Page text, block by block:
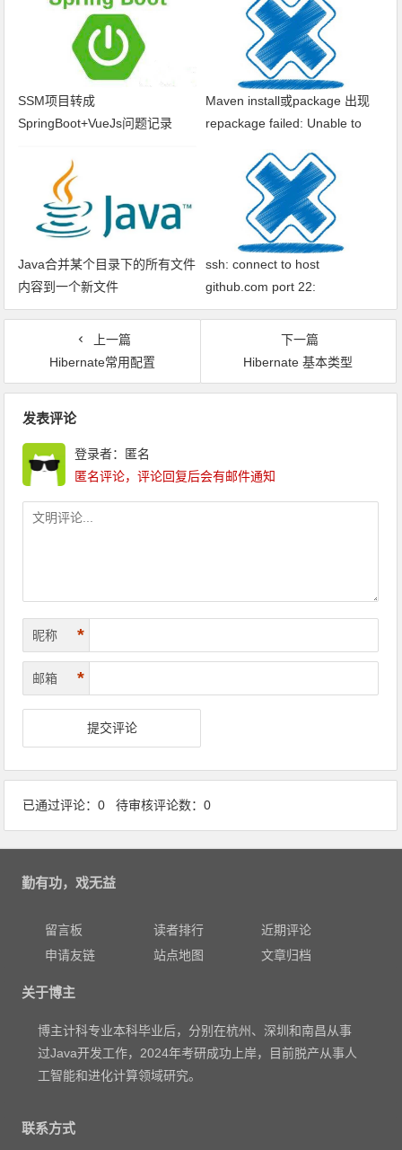
SSM项目转成
SpringBoot+VueJs问题记录
Maven install或package 出现
repackage failed: Unable to
Java合并某个目录下的所有文件
内容到一个新文件
ssh: connect to host
github.com port 22:
Connection timed out fatal: xxx
上一篇
Hibernate常用配置
下一篇
Hibernate 基本类型
发表评论
登录者：匿名
匿名评论，评论回复后会有邮件通知
昵称 *
邮箱 *
已通过评论：0 待审核评论数：0
勤有功，戏无益
留言板 读者排行
近期评论
申请友链
站点地图 文章归档
关于博主
博主计科专业本科毕业后，分别在杭州、深圳和南昌从事
过Java开发工作，2024年考研成功上岸，目前脱产从事人
工智能和进化计算领域研究。
联系方式